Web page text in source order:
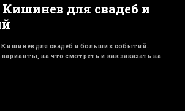
для свадеб и
для свадеб и больших событий.
на что смотреть и как заказать на